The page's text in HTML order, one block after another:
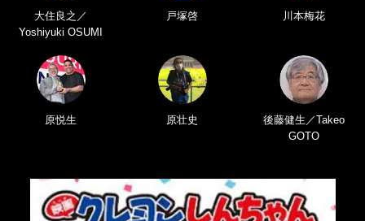
大住良之／
Yoshiyuki OSUMI
戸塚啓 川本梅花
原悦生 原壮史
後藤健生／Takeo
GOTO